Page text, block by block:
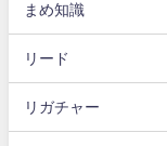
まめ知識
リード
リガチャー